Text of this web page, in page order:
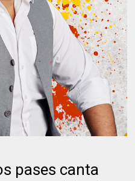
pases canta